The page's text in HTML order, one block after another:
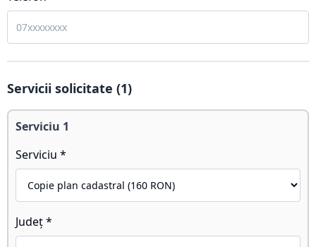
Servicii solicitate (1)
Serviciu 1
Serviciu *
Județ *